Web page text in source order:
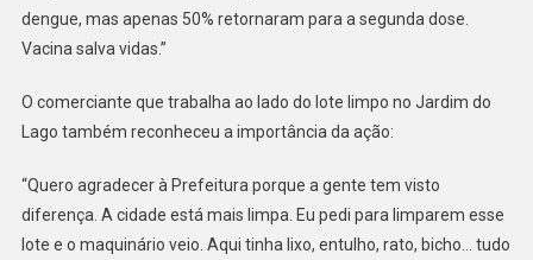
dengue, mas apenas 50% retornaram para a segunda dose.
Vacina salva vidas.”
O comerciante que trabalha ao lado do lote limpo no Jardim do
Lago também reconheceu a importância da ação:
“Quero agradecer à Prefeitura porque a gente tem visto
diferença. A cidade está mais limpa. Eu pedi para limparem esse
lote e o maquinário veio. Aqui tinha lixo, entulho, rato, bicho… tudo